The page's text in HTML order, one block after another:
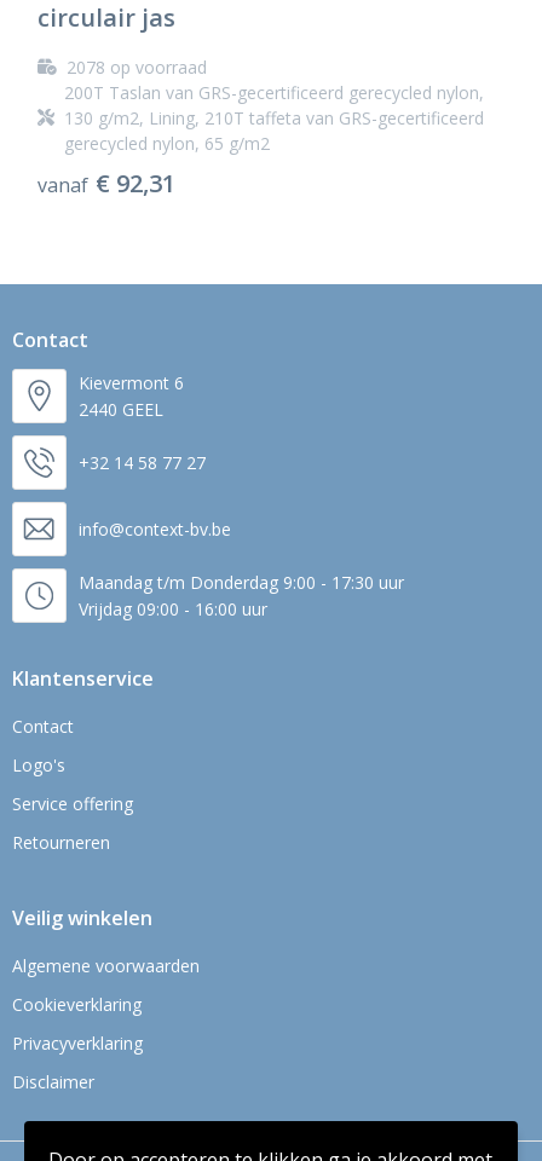
circulair jas
2078 op voorraad
200T Taslan van GRS-gecertificeerd gerecycled nylon,
130 g/m2, Lining, 210T taffeta van GRS-gecertificeerd
gerecycled nylon, 65 g/m2
vanaf € 92,31
Contact
Kievermont 6
2440 GEEL
+32 14 58 77 27
info@context-bv.be
Maandag t/m Donderdag 9:00 - 17:30 uur
Vrijdag 09:00 - 16:00 uur
Klantenservice
Contact
Logo's
Service offering
Retourneren
Veilig winkelen
Algemene voorwaarden
Cookieverklaring
Privacyverklaring
Disclaimer